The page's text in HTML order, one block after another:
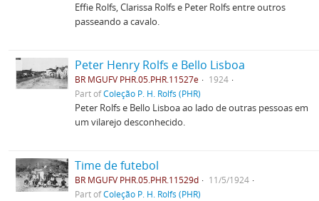
Effie Rolfs, Clarissa Rolfs e Peter Rolfs entre outros
passeando a cavalo.
Peter Henry Rolfs e Bello Lisboa
BR MGUFV PHR.05.PHR.11527e
1924
Part ofColeção P. H. Rolfs (PHR)
Peter Rolfs e Bello Lisboa ao lado de outras pessoas em
um vilarejo desconhecido.
Time de futebol
BR MGUFV PHR.05.PHR.11529d
11/5/1924
Part ofColeção P. H. Rolfs (PHR)